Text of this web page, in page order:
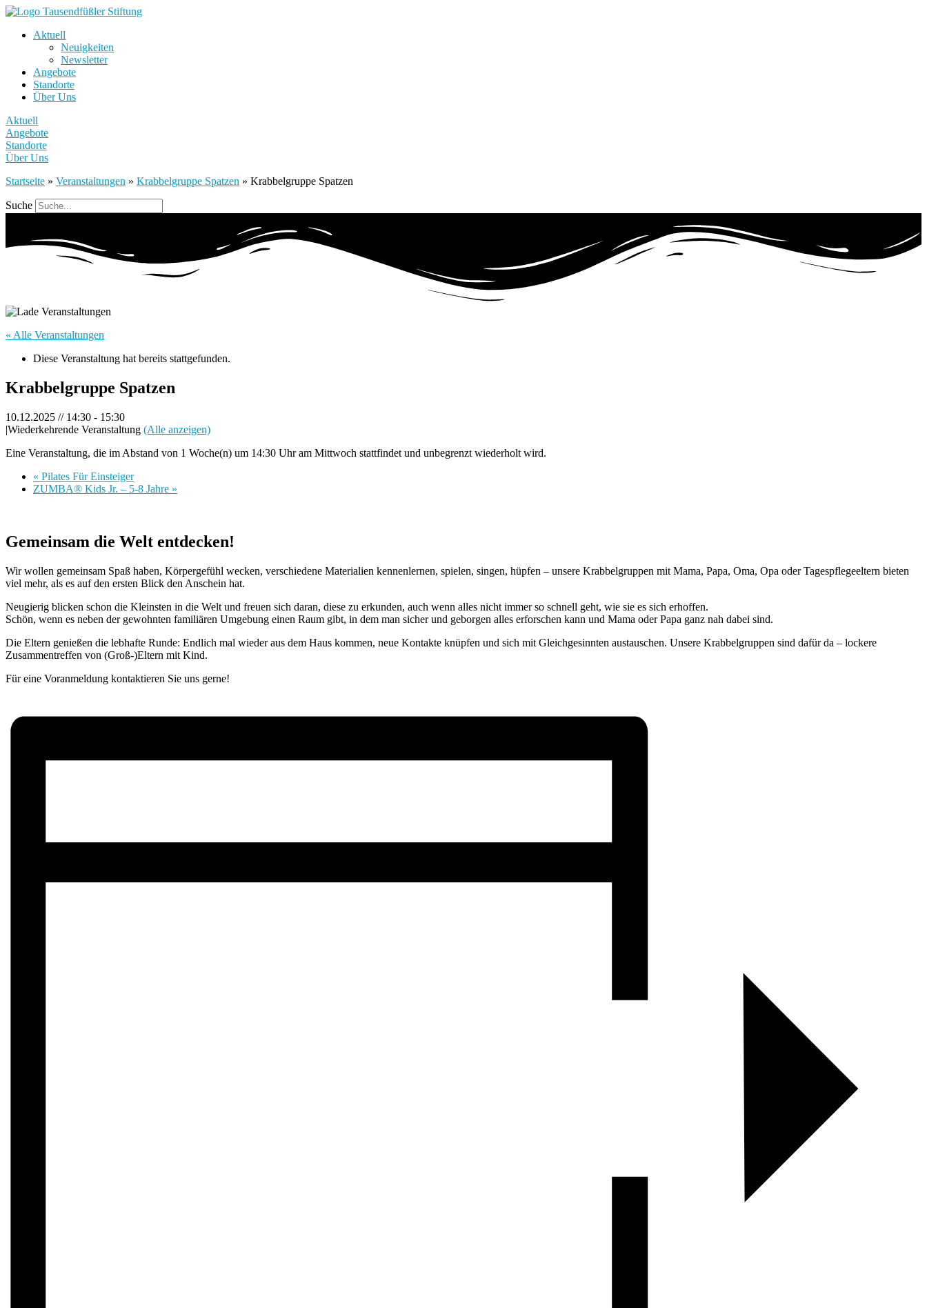
Aktuell
Neuigkeiten
Newsletter
Angebote
Standorte
Über Uns
Aktuell
Angebote
Standorte
Über Uns
Startseite » Veranstaltungen » Krabbelgruppe Spatzen » Krabbelgruppe Spatzen
Suche
« Alle Veranstaltungen
Diese Veranstaltung hat bereits stattgefunden.
Krabbelgruppe Spatzen
10.12.2025 // 14:30 - 15:30
|Wiederkehrende Veranstaltung (Alle anzeigen)
Eine Veranstaltung, die im Abstand von 1 Woche(n) um 14:30 Uhr am Mittwoch stattfindet und unbegrenzt wiederholt wird.
« Pilates Für Einsteiger
ZUMBA® Kids Jr. – 5-8 Jahre »
Gemeinsam die Welt entdecken!
Wir wollen gemeinsam Spaß haben, Körpergefühl wecken, verschiedene Materialien kennenlernen, spielen, singen, hüpfen – unsere Krabbelgruppen mit Mama, Papa, Oma, Opa oder Tagespflegeeltern bieten
viel mehr, als es auf den ersten Blick den Anschein hat.
Neugierig blicken schon die Kleinsten in die Welt und freuen sich daran, diese zu erkunden, auch wenn alles nicht immer so schnell geht, wie sie es sich erhoffen.
Schön, wenn es neben der gewohnten familiären Umgebung einen Raum gibt, in dem man sicher und geborgen alles erforschen kann und Mama oder Papa ganz nah dabei sind.
Die Eltern genießen die lebhafte Runde: Endlich mal wieder aus dem Haus kommen, neue Kontakte knüpfen und sich mit Gleichgesinnten austauschen. Unsere Krabbelgruppen sind dafür da – lockere
Zusammentreffen von (Groß-)Eltern mit Kind.
Für eine Voranmeldung kontaktieren Sie uns gerne!